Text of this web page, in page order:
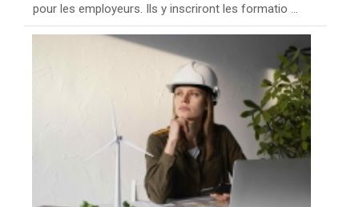
pour les employeurs. Ils y inscriront les formatio ...